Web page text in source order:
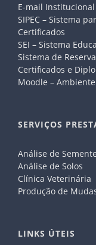
E-mail Institucional
SIPEC – Sistema
Certificados
SEI – Sistema
Sistema de Reserva
Certificados e
Moodle –
SERVIÇOS
Análise de
Análise de Solos
Clínica Veterinária
Produção de
LINKS ÚTEIS